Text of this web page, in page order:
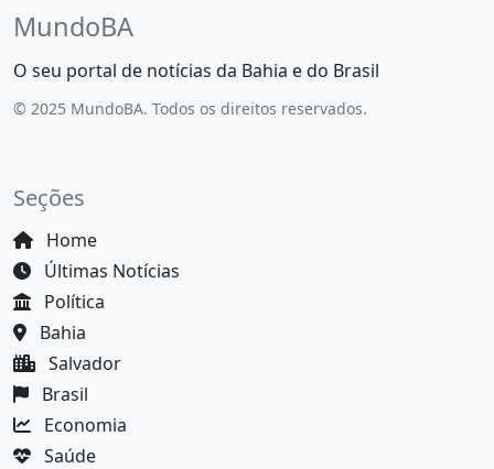
MundoBA
O seu portal de notícias da Bahia e do Brasil
© 2025 MundoBA. Todos os direitos reservados.
Seções
Home
Últimas Notícias
Política
Bahia
Salvador
Brasil
Economia
Saúde